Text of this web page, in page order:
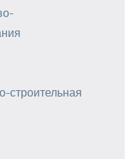
строительная